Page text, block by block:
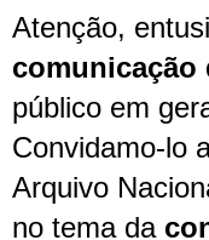
Atenção,
público em
Convidamo-lo
Arquivo
no tema da